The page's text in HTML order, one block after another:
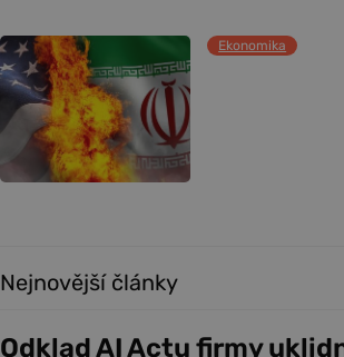
Ekonomika
Nejnovější články
Odklad AI Actu firmy